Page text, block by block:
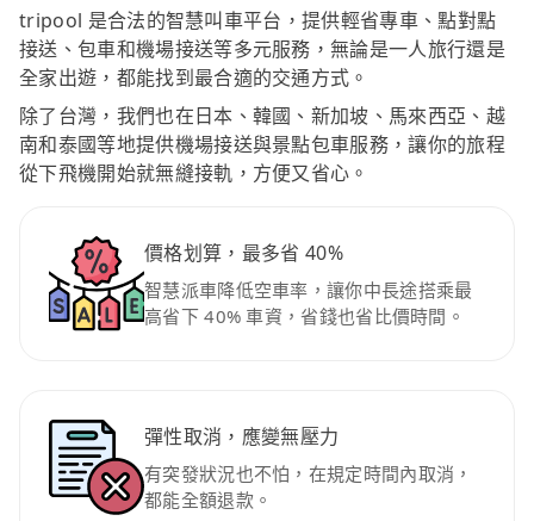
tripool 是合法的智慧叫車平台，提供輕省專車、點對點
接送、包車和機場接送等多元服務，無論是一人旅行還是
全家出遊，都能找到最合適的交通方式。
除了台灣，我們也在日本、韓國、新加坡、馬來西亞、越
南和泰國等地提供機場接送與景點包車服務，讓你的旅程
從下飛機開始就無縫接軌，方便又省心。
價格划算，最多省 40%
智慧派車降低空車率，讓你中長途搭乘最
高省下 40% 車資，省錢也省比價時間。
彈性取消，應變無壓力
有突發狀況也不怕，在規定時間內取消，
都能全額退款。